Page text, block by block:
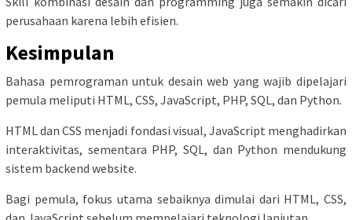
perusahaan karena lebih efisien.
Kesimpulan
Bahasa pemrograman untuk desain web yang wajib dipelajari
pemula meliputi HTML, CSS, JavaScript, PHP, SQL, dan Python.
HTML dan CSS menjadi fondasi visual, JavaScript menghadirkan
interaktivitas, sementara PHP, SQL, dan Python mendukung
sistem backend website.
Bagi pemula, fokus utama sebaiknya dimulai dari HTML, CSS,